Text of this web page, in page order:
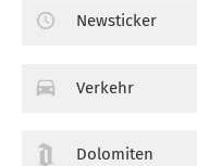
Newsticker
Verkehr
Dolomiten